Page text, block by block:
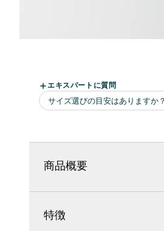
商品概要
特徴